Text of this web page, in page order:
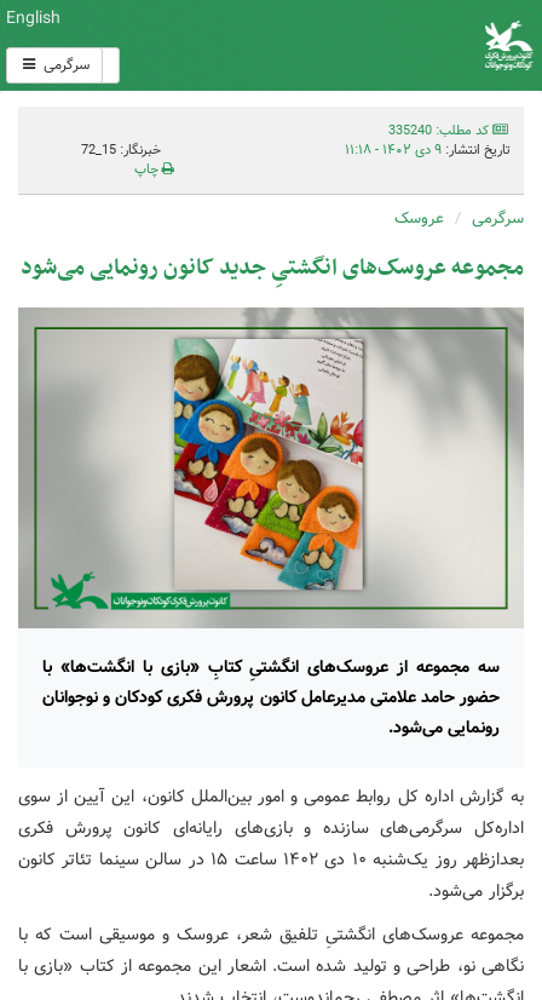
English
سرگرمی
کد مطلب: 335240
تاریخ انتشار: ۹ دی ۱۴۰۲ - ۱۱:۱۸
خبرنگار: 15_72
چاپ
سرگرمی عروسک
مجموعه عروسک‌های انگشتیِ جدید کانون رونمایی می‌شود
سه مجموعه از عروسک‌های انگشتیِ کتابِ «بازی با انگشت‌ها» با
حضور حامد علامتی مدیرعامل کانون پرورش فکری کودکان و نوجوانان
رونمایی می‌شود.
به گزارش اداره کل روابط عمومی و امور بین‌الملل کانون، این آیین از سوی
اداره‌کل سرگرمی‌های سازنده و بازی‌های رایانه‌ای کانون پرورش فکری
بعدازظهر روز یک‌شنبه ۱۰ دی ۱۴۰۲ ساعت ۱۵ در سالن سینما تئاتر کانون
برگزار می‌شود.
مجموعه عروسک‌های انگشتیِ تلفیق شعر، عروسک و موسیقی است که با
نگاهی نو، طراحی و تولید شده است. اشعار این مجموعه از کتاب «بازی با